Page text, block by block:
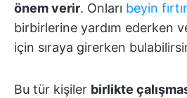
önem verir. Onları beyin
birbirlerine yardım ederken
için sıraya girerken
Bu tür kişiler birlikte